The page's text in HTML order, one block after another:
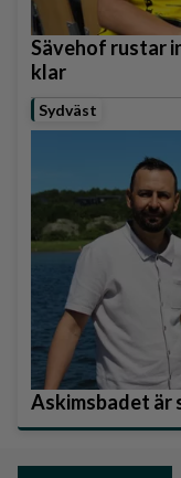
Sävehof rustar
klar
Sydväst
Askimsbadet är